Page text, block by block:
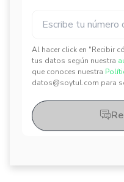
Al hacer click en "Recibir
tus datos según nuestra
que conoces nuestra
datos@soytul.com para